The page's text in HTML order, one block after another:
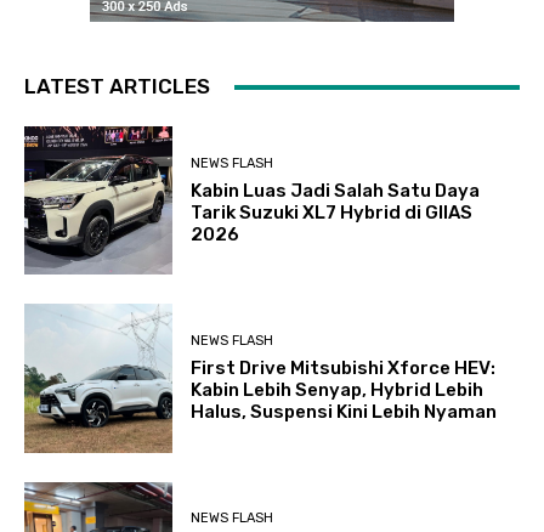
LATEST ARTICLES
NEWS FLASH
Kabin Luas Jadi Salah Satu Daya
Tarik Suzuki XL7 Hybrid di GIIAS
2026
NEWS FLASH
First Drive Mitsubishi Xforce HEV:
Kabin Lebih Senyap, Hybrid Lebih
Halus, Suspensi Kini Lebih Nyaman
NEWS FLASH